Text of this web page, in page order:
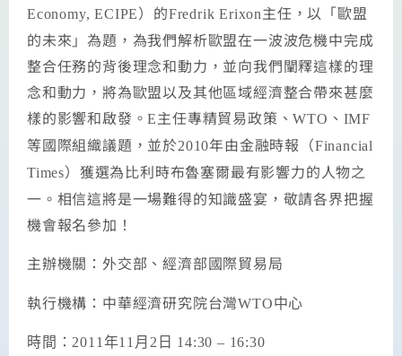
Economy, ECIPE）的Fredrik Erixon主任，以「歐盟
的未來」為題，為我們解析歐盟在一波波危機中完成
整合任務的背後理念和動力，並向我們闡釋這樣的理
念和動力，將為歐盟以及其他區域經濟整合帶來甚麼
樣的影響和啟發。E主任專精貿易政策、WTO 、 IMF
等國際組織議題，並於2010年由金融時報（Financial
Times）獲選為比利時布魯塞爾最有影響力的人物之
一。相信這將是一場難得的知識盛宴，敬請各界把握
機會報名參加！
主辦機關：外交部、經濟部國際貿易局
執行機構：中華經濟研究院台灣WTO中心
時間： 2011 年11 月 2 日 14:30 – 16:30